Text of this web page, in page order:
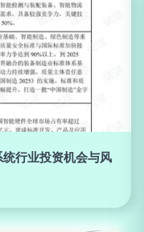
行业投资机会与风